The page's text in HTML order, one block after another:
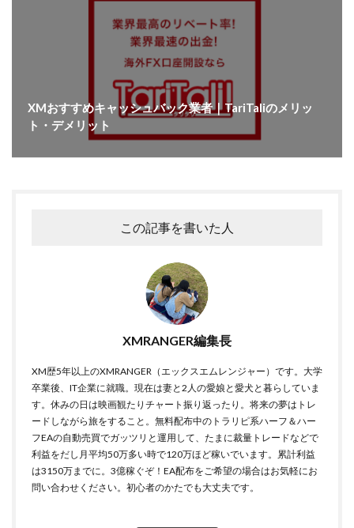
XMおすすめキャッシュバック業者｜TariTaliのメリッ
ト・デメリット
この記事を書いた人
XMRANGER編集長
XM歴5年以上のXMRANGER（エックスエムレンジャー）です。大学
卒業後、IT企業に就職。現在は妻と2人の愛娘と愛犬と暮らしていま
す。休みの日は映画観たりチャート振り返ったり。将来の夢はトレ
ードしながら旅をすること。無料配布中のトラリピ系ハーフ＆ハー
フEAの自動売買でガッツリと運用して、たまに裁量トレードなどで
利益をだし月平均50万多い時で120万ほど稼いでいます。累計利益
は3150万までに。3億稼ぐぞ！EA配布をご希望の場合はお気軽にお
問い合わせください。初心者のかたでも大丈夫です。